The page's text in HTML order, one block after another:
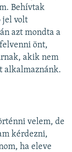
Behívtak
jel volt
azt mondta a
önt,
akik nem
alkalmaznánk.
velem, de
kérdezni,
ha eleve